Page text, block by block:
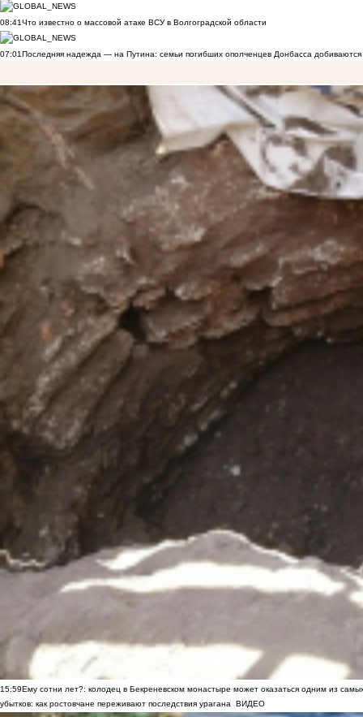
08:41Что известно о массовой атаке ВСУ в Волгоградской области
07:01Последняя надежда — на Путина: семьи погибших ополченцев Донбасса добиваются
15:59Ему сотни лет?: колодец в Бекреневском монастыре может оказаться одним из
убытков: как ростовчане переживают последствия урагана
ВИДЕО